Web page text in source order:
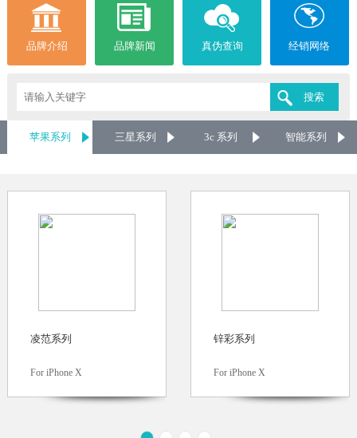
品牌介绍 品牌新闻 真伪查询 经销网络
苹果系列 三星系列 3c 系列 智能系列
凌范系列
For iPhone X
锌彩系列
For iPhone X